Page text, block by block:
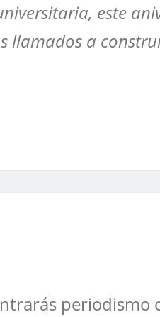
este
llamados a
periodismo